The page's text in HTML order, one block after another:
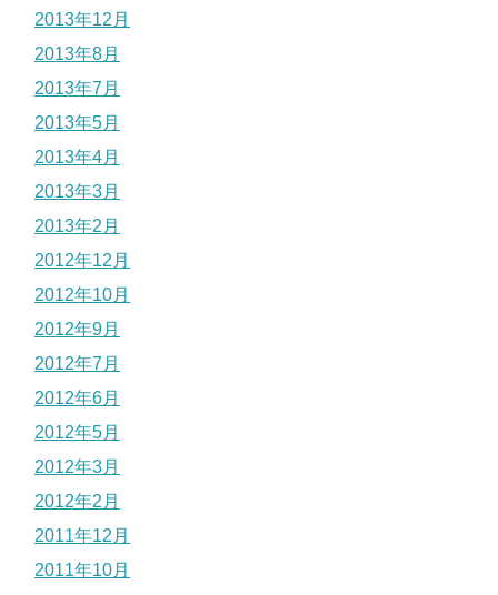
2013年12月
2013年8月
2013年7月
2013年5月
2013年4月
2013年3月
2013年2月
2012年12月
2012年10月
2012年9月
2012年7月
2012年6月
2012年5月
2012年3月
2012年2月
2011年12月
2011年10月